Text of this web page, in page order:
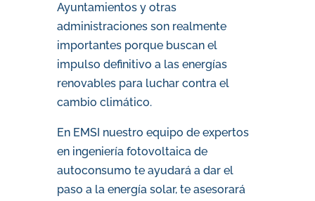
Ayuntamientos y otras
administraciones son realmente
importantes porque buscan el
impulso definitivo a las energías
renovables para luchar contra el
cambio climático.
En EMSI nuestro equipo de expertos
en ingeniería fotovoltaica de
autoconsumo te ayudará a dar el
paso a la energía solar, te asesorará